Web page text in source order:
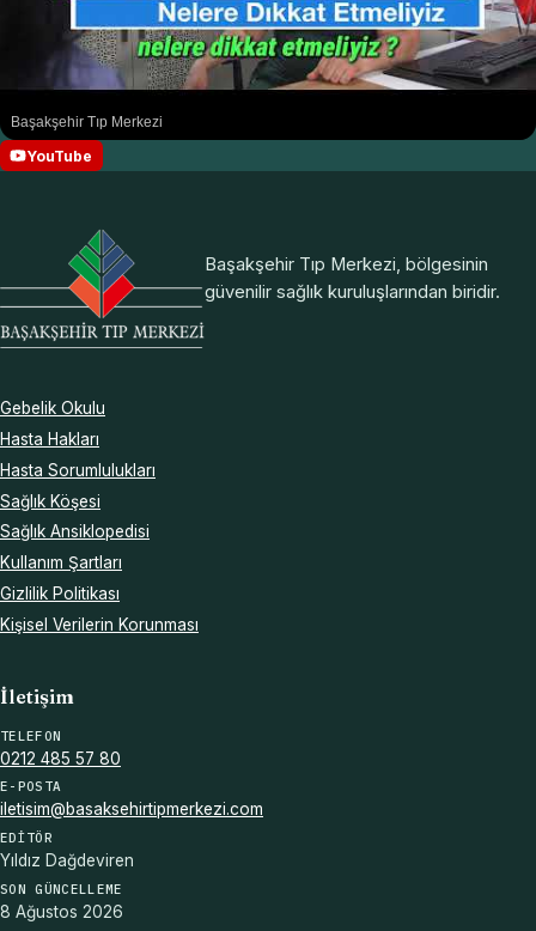
Başakşehir Tıp Merkezi
YouTube
Başakşehir Tıp Merkezi, bölgesinin
güvenilir sağlık kuruluşlarından biridir.
Gebelik Okulu
Hasta Hakları
Hasta Sorumlulukları
Sağlık Köşesi
Sağlık Ansiklopedisi
Kullanım Şartları
Gizlilik Politikası
Kişisel Verilerin Korunması
İletişim
TELEFON
0212 485 57 80
E-POSTA
iletisim@basaksehirtipmerkezi.com
EDITÖR
Yıldız Dağdeviren
SON GÜNCELLEME
8 Ağustos 2026